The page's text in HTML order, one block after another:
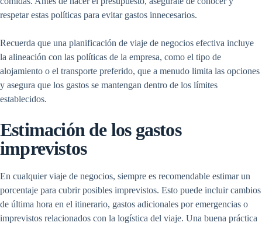
respetar estas políticas para evitar gastos innecesarios.
Recuerda que una planificación de viaje de negocios efectiva incluye
la alineación con las políticas de la empresa, como el tipo de
alojamiento o el transporte preferido, que a menudo limita las opciones
y asegura que los gastos se mantengan dentro de los límites
establecidos.
Estimación de los gastos
imprevistos
En cualquier viaje de negocios, siempre es recomendable estimar un
porcentaje para cubrir posibles imprevistos. Esto puede incluir cambios
de última hora en el itinerario, gastos adicionales por emergencias o
imprevistos relacionados con la logística del viaje. Una buena práctica